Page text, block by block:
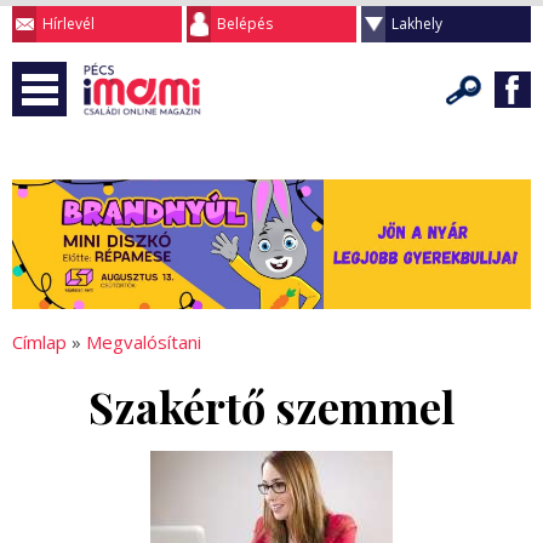
Hírlevél Belépés Lakhely
Címlap » Megvalósítani
Szakértő szemmel